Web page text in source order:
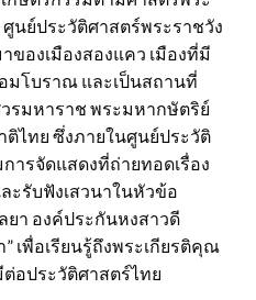
นย์ประวัติศาสตร์พระราชวัง
ของเมืองสองแคว เมืองที่มี
โบราณ และเป็นสถานที่
รมหาราช พระมหากษัตริย์
ไทย ซึ่งภายในศูนย์ประวัติ
ารจัดแสดงที่ถ่ายทอดเรื่อง
ะรับฟังเสวนาในหัวข้อ
า องค์ประกันหงสาวดี
เพื่อเรียนรู้ถึงพระเกียรติคุณ
อประวัติศาสตร์ไทย